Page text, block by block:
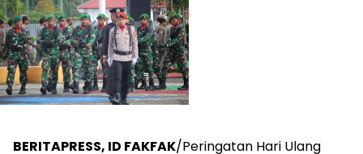
BERITAPRESS, ID FAKFAK/Peringatan Hari Ulang